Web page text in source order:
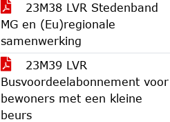
23M38 LVR Stedenband
MG en (Eu)regionale
samenwerking
23M39 LVR
Busvoordeelabonnement voor
bewoners met een kleine
beurs